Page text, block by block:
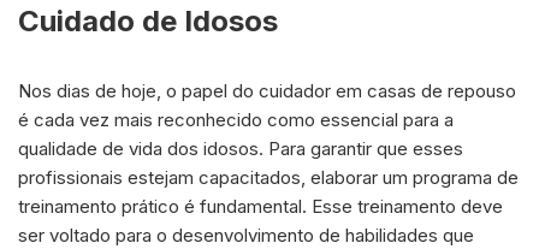
Cuidado de Idosos
Nos dias de hoje, o papel do cuidador em casas de repouso
é cada vez mais reconhecido como essencial para a
qualidade de vida dos idosos. Para garantir que esses
profissionais estejam capacitados, elaborar um programa de
treinamento prático é fundamental. Esse treinamento deve
ser voltado para o desenvolvimento de habilidades que